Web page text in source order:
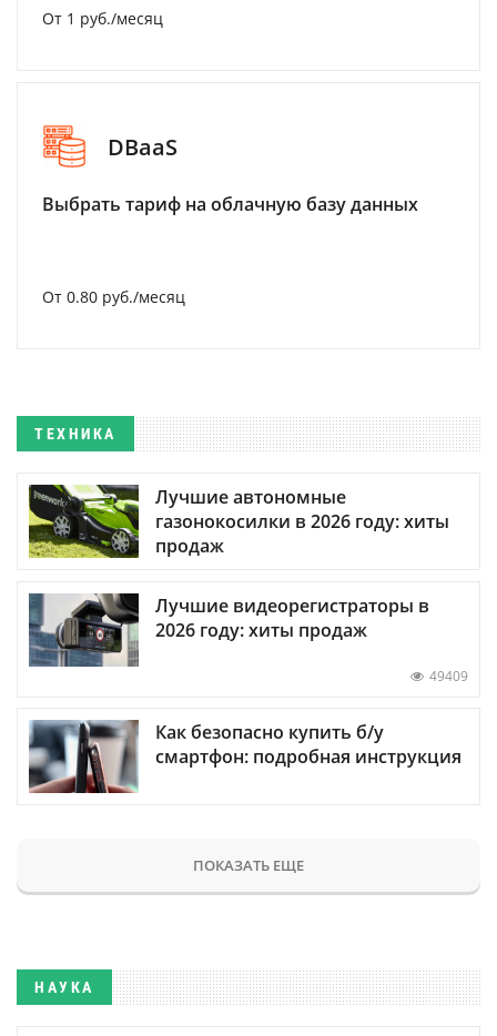
От 1 руб./месяц
DBaaS
Выбрать тариф на облачную базу данных
От 0.80 руб./месяц
ТЕХНИКА
Лучшие автономные
газонокосилки в 2026 году: хиты
продаж
Лучшие видеорегистраторы в
2026 году: хиты продаж
49409
Как безопасно купить б/у
смартфон: подробная инструкция
ПОКАЗАТЬ ЕЩЕ
НАУКА